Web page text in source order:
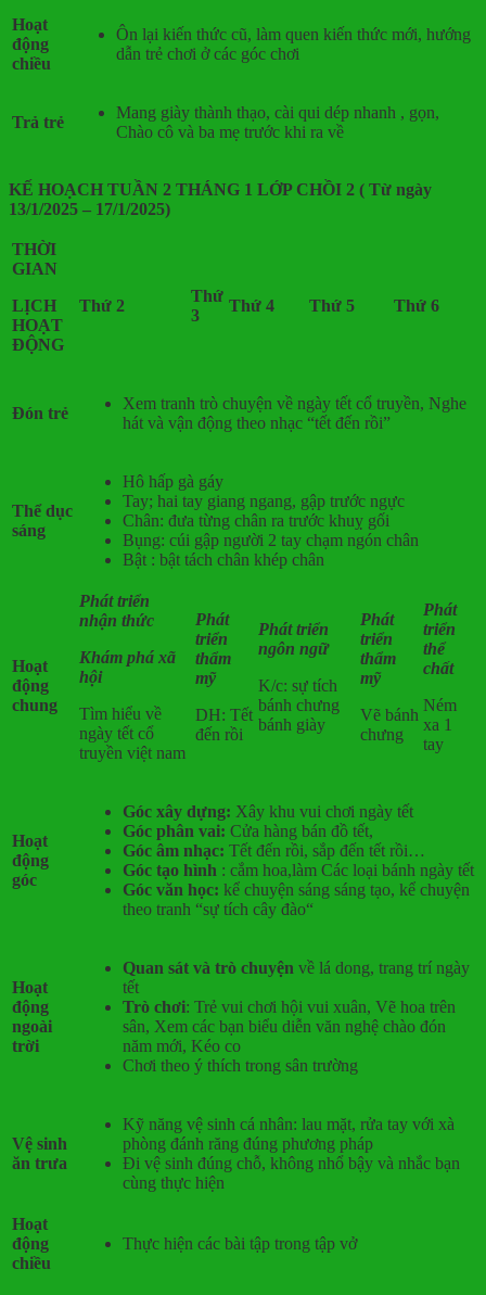
Hoạt
động
chiều
Ôn lại kiến thức cũ, làm quen kiến thức mới, hướng
dẫn trẻ chơi ở các góc chơi
Trả trẻ
Mang giày thành thạo, cài qui dép nhanh , gọn,
Chào cô và ba mẹ trước khi ra về
KẾ HOẠCH TUẦN 2 THÁNG 1 LỚP CHỒI 2 ( Từ ngày
13/1/2025 – 17/1/2025)
THỜI
GIAN
LỊCH
HOẠT
ĐỘNG
Thứ 2
Thứ
3
Thứ 4 Thứ 5 Thứ 6
Đón trẻ
Xem tranh trò chuyện về ngày tết cổ truyền, Nghe
hát và vận động theo nhạc “tết đến rồi”
Thể dục
sáng
Hô hấp gà gáy
Tay; hai tay giang ngang, gập trước ngực
Chân: đưa từng chân ra trước khuỵ gối
Bụng: cúi gập người 2 tay chạm ngón chân
Bật : bật tách chân khép chân
Hoạt
động
chung
Phát triển
nhận thức
Khám phá xã
hội
Tìm hiểu về
ngày tết cổ
truyền việt nam
Phát
triển
thẩm
mỹ
DH: Tết
đến rồi
Phát triển
ngôn ngữ
K/c: sự tích
bánh chưng
bánh giày
Phát
triển
thẩm
mỹ
Vẽ bánh
chưng
Phát
triển
thể
chất
Ném
xa 1
tay
Hoạt
động
góc
Góc xây dựng: Xây khu vui chơi ngày tết
Góc phân vai: Cửa hàng bán đồ tết,
Góc âm nhạc: Tết đến rồi, sắp đến tết rồi…
Góc tạo hình : cắm hoa,làm Các loại bánh ngày tết
Góc văn học: kể chuyện sáng sáng tạo, kể chuyện
theo tranh “sự tích cây đào“
Hoạt
động
ngoài
trời
Quan sát và trò chuyện về lá dong, trang trí ngày
tết
Trò chơi: Trẻ vui chơi hội vui xuân, Vẽ hoa trên
sân, Xem các bạn biểu diễn văn nghệ chào đón
năm mới, Kéo co
Chơi theo ý thích trong sân trường
Vệ sinh
ăn trưa
Kỹ năng vệ sinh cá nhân: lau mặt, rửa tay với xà
phòng đánh răng đúng phương pháp
Đi vệ sinh đúng chỗ, không nhổ bậy và nhắc bạn
cùng thực hiện
Hoạt
động
chiều
Thực hiện các bài tập trong tập vở